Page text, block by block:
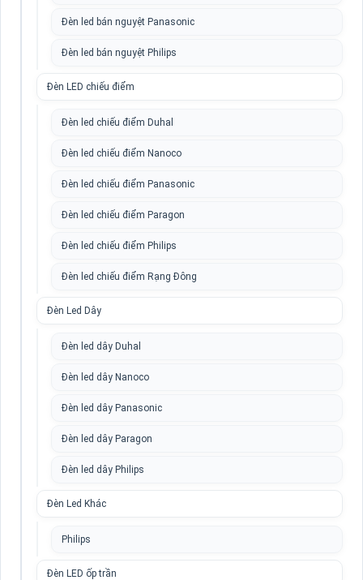
Đèn led bán nguyệt Panasonic
Đèn led bán nguyệt Philips
Đèn LED chiếu điểm
Đèn led chiếu điểm Duhal
Đèn led chiếu điểm Nanoco
Đèn led chiếu điểm Panasonic
Đèn led chiếu điểm Paragon
Đèn led chiếu điểm Philips
Đèn led chiếu điểm Rạng Đông
Đèn Led Dây
Đèn led dây Duhal
Đèn led dây Nanoco
Đèn led dây Panasonic
Đèn led dây Paragon
Đèn led dây Philips
Đèn Led Khác
Philips
Đèn LED ốp trần